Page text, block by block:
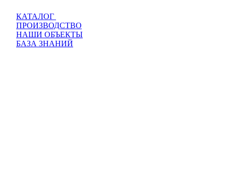
КАТАЛОГ
ПРОИЗВОДСТВО
НАШИ ОБЪЕКТЫ
БАЗА ЗНАНИЙ